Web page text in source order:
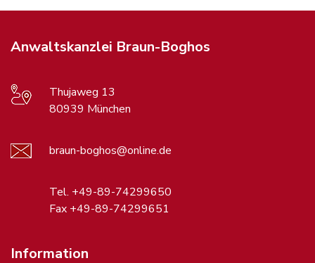
Anwaltskanzlei Braun-Boghos
Thujaweg 13
80939 München
braun-boghos@online.de
Tel. +49-89-74299650
Fax +49-89-74299651
Information